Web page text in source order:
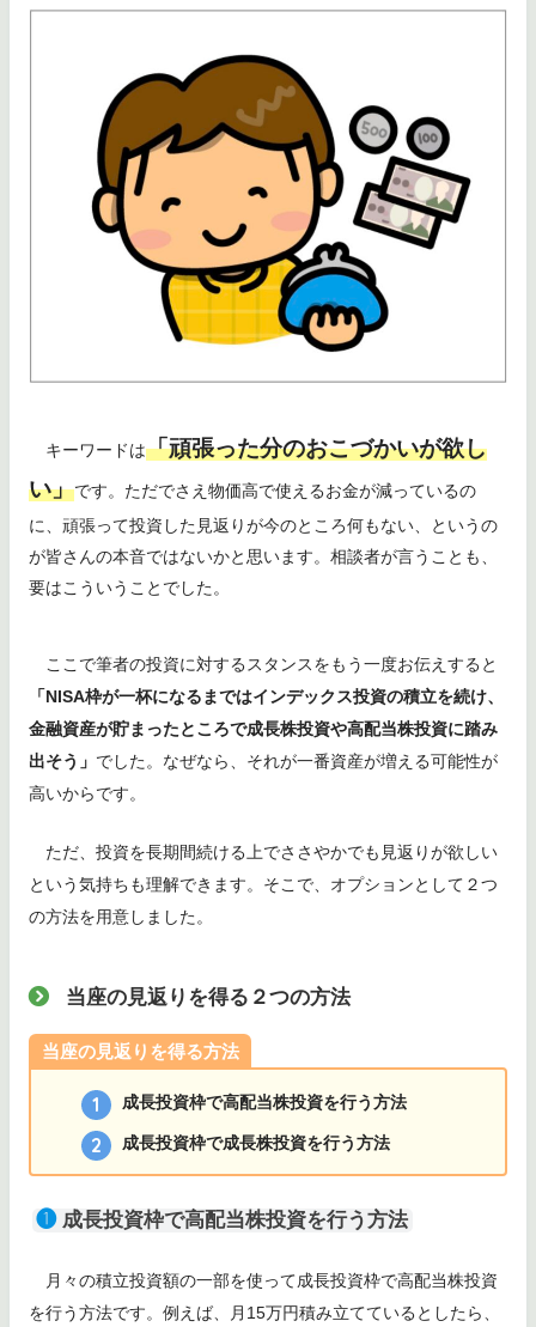
キーワードは「頑張った分のおこづかいが欲し
い」です。ただでさえ物価高で使えるお金が減っているの
に、頑張って投資した見返りが今のところ何もない、というの
が皆さんの本音ではないかと思います。相談者が言うことも、
要はこういうことでした。
ここで筆者の投資に対するスタンスをもう一度お伝えすると
「NISA枠が一杯になるまではインデックス投資の積立を続け、
金融資産が貯まったところで成長株投資や高配当株投資に踏み
出そう」 でした。なぜなら、それが一番資産が増える可能性が
高いからです。
ただ、投資を長期間続ける上でささやかでも見返りが欲しい
という気持ちも理解できます。そこで、オプションとして２つ
の方法を用意しました。
当座の見返りを得る２つの方法
当座の見返りを得る方法
成長投資枠で高配当株投資を行う方法
成長投資枠で成長株投資を行う方法
❶成長投資枠で高配当株投資を行う方法
月々の積立投資額の一部を使って成長投資枠で高配当株投資
を行う方法です。例えば、月15万円積み立てているとしたら、